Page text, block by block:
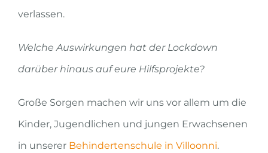
verlassen.
Welche Auswirkungen hat der Lockdown
darüber hinaus auf eure Hilfsprojekte?
Große Sorgen machen wir uns vor allem um die
Kinder, Jugendlichen und jungen Erwachsenen
in unserer Behindertenschule in Villoonni.